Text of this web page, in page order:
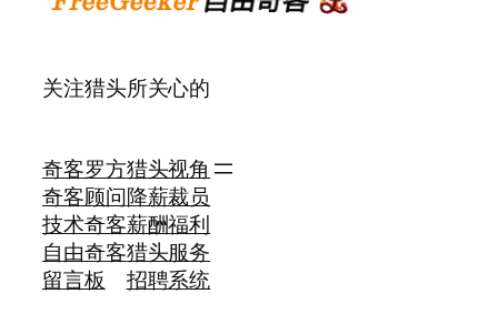
关注猎头所关心的
奇客罗方
奇客顾问
技术奇客
自由奇客
留言板
猎头视角
降薪裁员
薪酬福利
猎头服务
招聘系统